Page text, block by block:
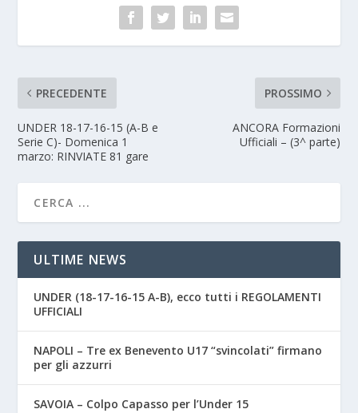
PRECEDENTE
UNDER 18-17-16-15 (A-B e
Serie C)- Domenica 1
marzo: RINVIATE 81 gare
PROSSIMO
ANCORA Formazioni
Ufficiali – (3^ parte)
ULTIME NEWS
UNDER (18-17-16-15 A-B), ecco tutti i REGOLAMENTI
UFFICIALI
NAPOLI – Tre ex Benevento U17 “svincolati” firmano
per gli azzurri
SAVOIA – Colpo Capasso per l’Under 15